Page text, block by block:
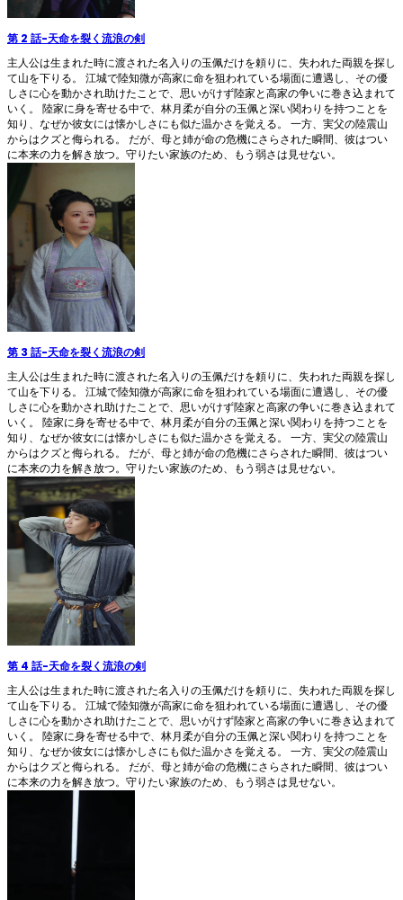
第 2 話-天命を裂く流浪の剣
主人公は生まれた時に渡された名入りの玉佩だけを頼りに、失われた両親を探し
て山を下りる。 江城で陸知微が高家に命を狙われている場面に遭遇し、その優
しさに心を動かされ助けたことで、思いがけず陸家と高家の争いに巻き込まれて
いく。 陸家に身を寄せる中で、林月柔が自分の玉佩と深い関わりを持つことを
知り、なぜか彼女には懐かしさにも似た温かさを覚える。 一方、実父の陸震山
からはクズと侮られる。 だが、母と姉が命の危機にさらされた瞬間、彼はつい
に本来の力を解き放つ。守りたい家族のため、もう弱さは見せない。
第 3 話-天命を裂く流浪の剣
主人公は生まれた時に渡された名入りの玉佩だけを頼りに、失われた両親を探し
て山を下りる。 江城で陸知微が高家に命を狙われている場面に遭遇し、その優
しさに心を動かされ助けたことで、思いがけず陸家と高家の争いに巻き込まれて
いく。 陸家に身を寄せる中で、林月柔が自分の玉佩と深い関わりを持つことを
知り、なぜか彼女には懐かしさにも似た温かさを覚える。 一方、実父の陸震山
からはクズと侮られる。 だが、母と姉が命の危機にさらされた瞬間、彼はつい
に本来の力を解き放つ。守りたい家族のため、もう弱さは見せない。
第 4 話-天命を裂く流浪の剣
主人公は生まれた時に渡された名入りの玉佩だけを頼りに、失われた両親を探し
て山を下りる。 江城で陸知微が高家に命を狙われている場面に遭遇し、その優
しさに心を動かされ助けたことで、思いがけず陸家と高家の争いに巻き込まれて
いく。 陸家に身を寄せる中で、林月柔が自分の玉佩と深い関わりを持つことを
知り、なぜか彼女には懐かしさにも似た温かさを覚える。 一方、実父の陸震山
からはクズと侮られる。 だが、母と姉が命の危機にさらされた瞬間、彼はつい
に本来の力を解き放つ。守りたい家族のため、もう弱さは見せない。